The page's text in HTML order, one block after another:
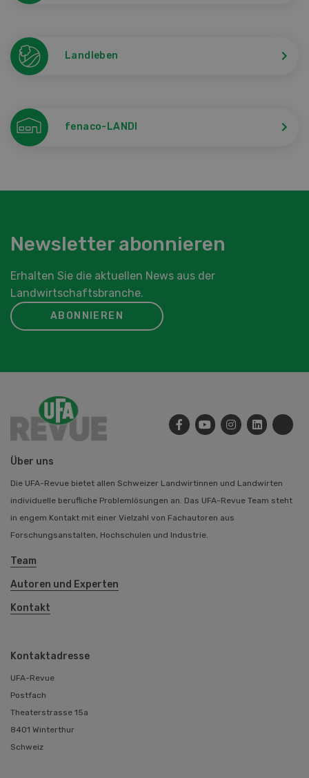
Landleben
fenaco-LANDI
Newsletter abonnieren
Erhalten Sie die aktuellen News aus der
Landwirtschaftsbranche.
ABONNIEREN
Über uns
Die UFA-Revue bietet allen Schweizer Landwirtinnen und Landwirten
individuelle berufliche Problemlösungen an. Das UFA-Revue Team steht
in engem Kontakt mit einer Vielzahl von Fachautoren aus
Forschungsanstalten, Hochschulen und Industrie.
Team
Autoren und Experten
Kontakt
Kontaktadresse
UFA-Revue
Postfach
Theaterstrasse 15a
8401 Winterthur
Schweiz